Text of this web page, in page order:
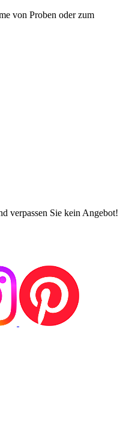
von Proben oder zum
verpassen Sie kein Angebot!